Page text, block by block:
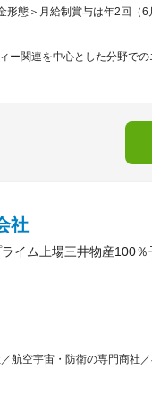
形態＞月給制賞与は年2回（
ー関連を中心とした分野で
社
イム上場三井物産100
航空宇宙・防衛の専門商社